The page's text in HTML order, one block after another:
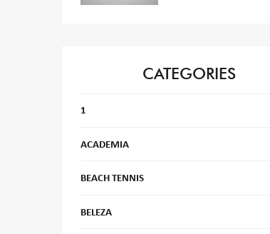
CATEGORIES
1
ACADEMIA
BEACH TENNIS
BELEZA